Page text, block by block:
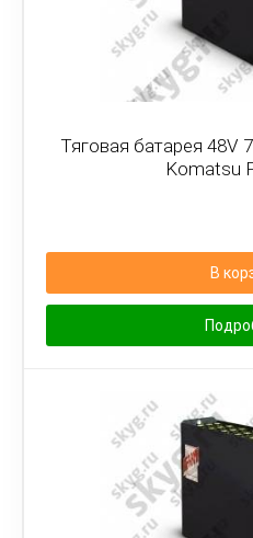
Тяговая батарея 48V
Komatsu
В